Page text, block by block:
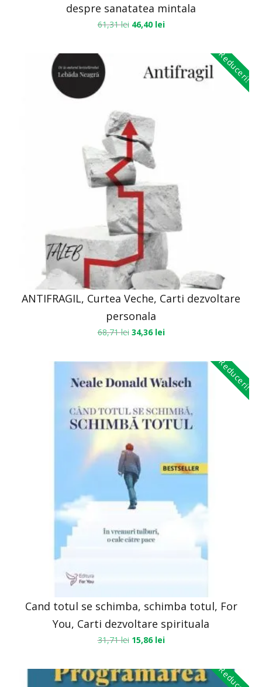
despre sanatatea mintala
61,31lei 46,40 lei
Reduceri!
ANTIFRAGIL, Curtea Veche, Carti dezvoltare
personala
68,71lei 34,36 lei
Reduceri!
Cand totul se schimba, schimba totul, For
You, Carti dezvoltare spirituala
31,71lei 15,86 lei